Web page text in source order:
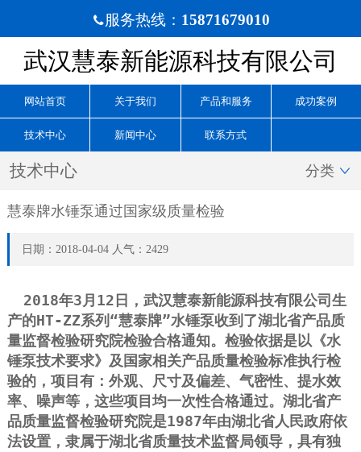
服务热线： 15871679010
武汉慧泰新能源科技有限公司
网站首页 关于我们 产品和服务 成功案例
技术中心 新闻中心 联系方式
技术中心 分类 
慧泰牌水锤泵通过国家级质量检验
日期：2018-04-04 人气：2429
2018年3月12日，武汉慧泰新能源科技有限公司生
产的HT-ZZ系列“慧泰牌”水锤泵收到了湖北省产品质
量监督检验研究院检验合格通知。检验依据是以《水
锤泵技术要求》 及国家相关产品质量检验标准执行检
验的，项目有：外观、尺寸及偏差、气密性、提水效
率、噪声等，这些项目均一次性合格通过。湖北省产
品质量监督检验研究院是1987年由湖北省人民政府依
法设置，隶属于湖北省质量技术监督局领导，具有独